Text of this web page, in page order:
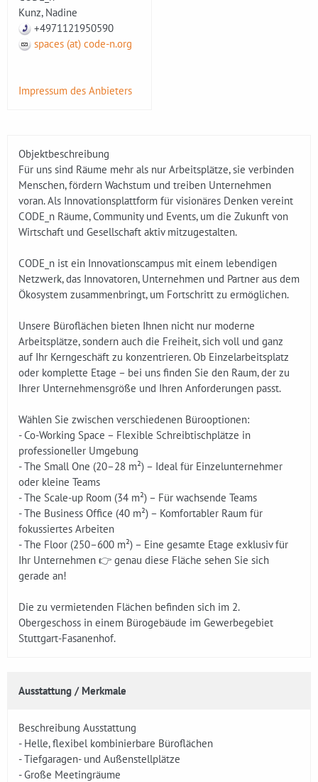
Kunz, Nadine
+4971121950590
spaces (at) code-n.org
Impressum des Anbieters
Objektbeschreibung
Für uns sind Räume mehr als nur Arbeitsplätze, sie verbinden
Menschen, fördern Wachstum und treiben Unternehmen
voran. Als Innovationsplattform für visionäres Denken vereint
CODE_n Räume, Community und Events, um die Zukunft von
Wirtschaft und Gesellschaft aktiv mitzugestalten.
CODE_n ist ein Innovationscampus mit einem lebendigen
Netzwerk, das Innovatoren, Unternehmen und Partner aus dem
Ökosystem zusammenbringt, um Fortschritt zu ermöglichen.
Unsere Büroflächen bieten Ihnen nicht nur moderne
Arbeitsplätze, sondern auch die Freiheit, sich voll und ganz
auf Ihr Kerngeschäft zu konzentrieren. Ob Einzelarbeitsplatz
oder komplette Etage – bei uns finden Sie den Raum, der zu
Ihrer Unternehmensgröße und Ihren Anforderungen passt.
Wählen Sie zwischen verschiedenen Bürooptionen:
- Co-Working Space – Flexible Schreibtischplätze in
professioneller Umgebung
- The Small One (20–28 m²) – Ideal für Einzelunternehmer
oder kleine Teams
- The Scale-up Room (34 m²) – Für wachsende Teams
- The Business Office (40 m²) – Komfortabler Raum für
fokussiertes Arbeiten
- The Floor (250–600 m²) – Eine gesamte Etage exklusiv für
Ihr Unternehmen 👉 genau diese Fläche sehen Sie sich
gerade an!
Die zu vermietenden Flächen befinden sich im 2.
Obergeschoss in einem Bürogebäude im Gewerbegebiet
Stuttgart-Fasanenhof.
Ausstattung / Merkmale
Beschreibung Ausstattung
- Helle, flexibel kombinierbare Büroflächen
- Tiefgaragen- und Außenstellplätze
- Große Meetingräume